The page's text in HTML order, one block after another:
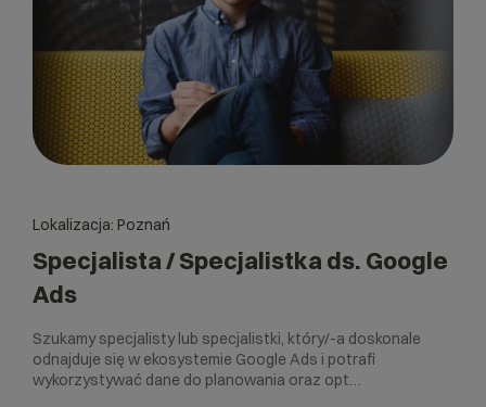
Lokalizacja: Poznań
Specjalista / Specjalistka ds. Google
Ads
Szukamy specjalisty lub specjalistki, który/-a doskonale
odnajduje się w ekosystemie Google Ads i potrafi
wykorzystywać dane do planowania oraz opt…